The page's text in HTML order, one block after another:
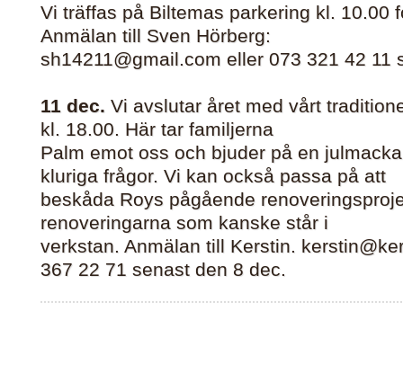
Vi träffas på Biltemas parkering kl. 10.00
Anmälan till Sven Hörberg:
sh14211@gmail.com eller 073 321 42 11
11 dec. Vi avslutar året med vårt
kl. 18.00. Här tar familjerna
Palm emot oss och bjuder på en
kluriga frågor. Vi kan också passa på att
beskåda Roys pågående
renoveringarna som kanske står i
verkstan. Anmälan till Kerstin.
367 22 71 senast den 8 dec.